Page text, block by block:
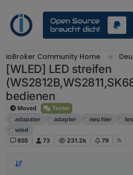
ioBroker Community Home
[WLED] LED streifen
bedienen
Moved
Tester
adapater
adapter neu hier
wled
655
73 231.2k 79